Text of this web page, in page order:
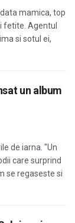
mamica, top
fetite. Agentul
si sotul ei,
un album
de iarna. "Un
care surprind
se regaseste si